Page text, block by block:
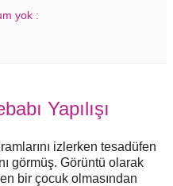
yok :
Yapılışı
izlerken tesadüfen
görmüş. Görüntü olarak
bir çocuk olmasından